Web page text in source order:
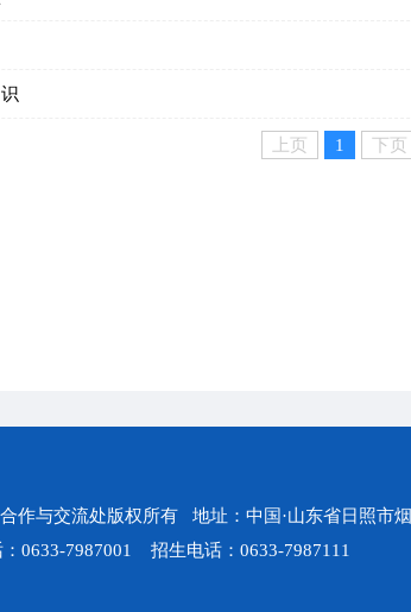
上页 1 下页
作与交流处版权所有 地址：中国·山东省日照市
：0633-7987001 招生电话：0633-7987111